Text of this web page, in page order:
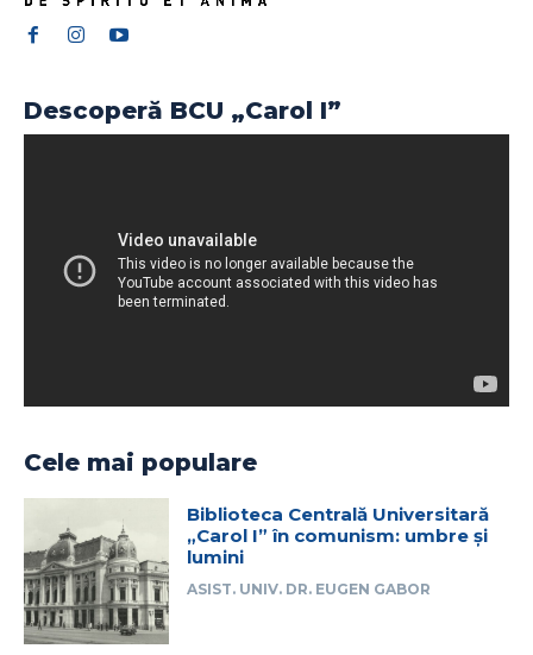
Descoperă BCU „Carol I”
Cele mai populare
Biblioteca Centrală Universitară
„Carol I” în comunism: umbre și
lumini
ASIST. UNIV. DR. EUGEN GABOR